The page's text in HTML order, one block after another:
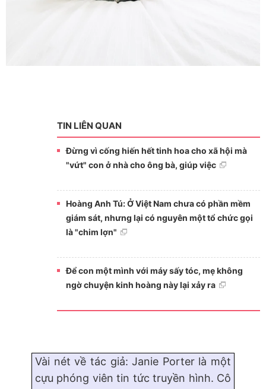
TIN LIÊN QUAN
Đừng vì cống hiến hết tinh hoa cho xã hội mà
"vứt" con ở nhà cho ông bà, giúp việc
Hoàng Anh Tú: Ở Việt Nam chưa có phần mềm
giám sát, nhưng lại có nguyên một tổ chức gọi
là "chim lợn"
Để con một mình với máy sấy tóc, mẹ không
ngờ chuyện kinh hoàng này lại xảy ra
Vài nét về tác giả: Janie Porter là một
cựu phóng viên tin tức truyền hình. Cô